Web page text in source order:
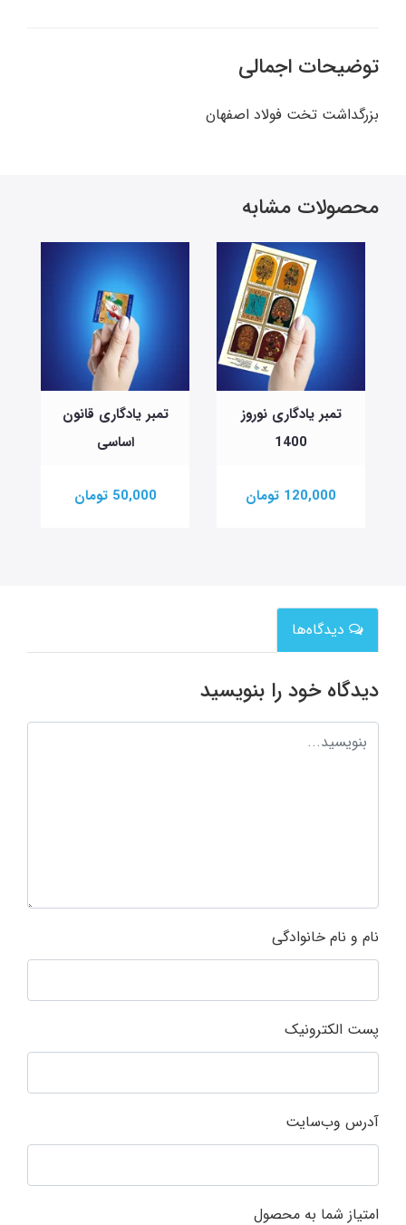
توضیحات اجمالی
بزرگداشت تخت فولاد اصفهان
محصولات مشابه
تمبر یادگاری نوروز
1400
120,000 تومان
تمبر یادگاری قانون
اساسی
50,000 تومان
دیدگاه‌ها
دیدگاه خود را بنویسید
نام و نام خانوادگی
پست الکترونیک
آدرس وب‌سایت
امتیاز شما به محصول